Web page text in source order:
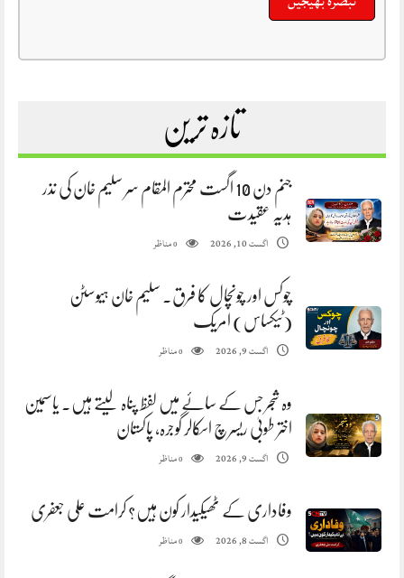
تازہ ترین
جنم دن 10 اگست محترم المقام سر سلیم خان کی نذر
ہدیہ عقیدت
اگست 10, 2026 0مناظر
چوکس اور چونچال کا فرق. سلیم خان ہیوسٹن
(ٹیکساس) امریک
اگست 9, 2026 0مناظر
وہ شجر جس کے سائے میں لفظ پناہ لیتے ہیں. یاسمین
اختر طوبیٰ ریسرچ اسکالر گوجرہ، پاکستان
اگست 9, 2026 0مناظر
وفاداری کے ٹھیکیدار کون ہیں؟ کرامت علی جعفری
اگست 8, 2026 0مناظر